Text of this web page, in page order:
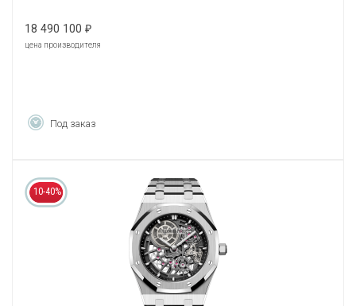
18 490 100 ₽
цена производителя
Под заказ
10-40%